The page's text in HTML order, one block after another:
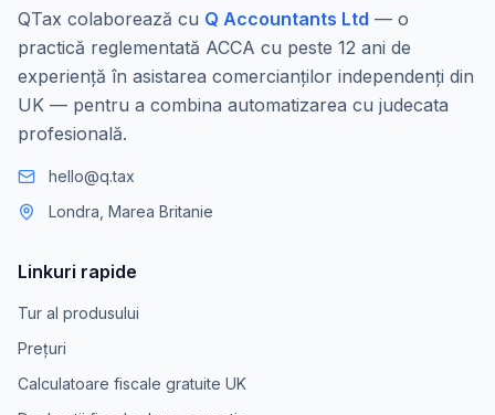
QTax colaborează cu Q Accountants Ltd — o
practică reglementată ACCA cu peste 12 ani de
experiență în asistarea comercianților independenți din
UK — pentru a combina automatizarea cu judecata
profesională.
hello@q.tax
Londra, Marea Britanie
Linkuri rapide
Tur al produsului
Prețuri
Calculatoare fiscale gratuite UK